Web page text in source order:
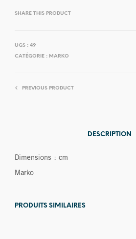
SHARE THIS PRODUCT
UGS : 49
CATÉGORIE : MARKO
PREVIOUS PRODUCT
DESCRIPTION
Dimensions : cm
Marko
PRODUITS SIMILAIRES